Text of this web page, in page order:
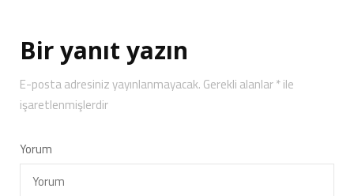
Bir yanıt yazın
E-posta adresiniz yayınlanmayacak.Gerekli alanlar*ile
işaretlenmişlerdir
Yorum